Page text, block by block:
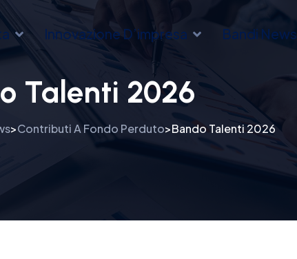
Innovazione D’impresa Bandi News
Talenti 2026
>Contributi A Fondo Perduto>Bando Talenti 2026